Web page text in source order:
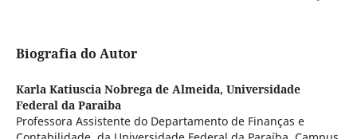
Biografia do Autor
Karla Katiuscia Nobrega de Almeida, Universidade
Federal da Paraiba
Professora Assistente do Departamento de Finanças e